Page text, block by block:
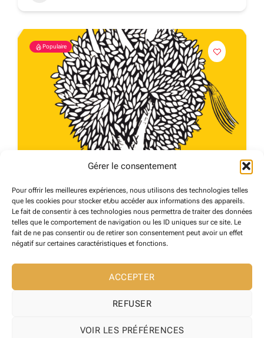
Gérer le consentement
Pour offrir les meilleures expériences, nous utilisons des technologies telles
que les cookies pour stocker et/ou accéder aux informations des appareils.
Le fait de consentir à ces technologies nous permettra de traiter des données
telles que le comportement de navigation ou les ID uniques sur ce site. Le
fait de ne pas consentir ou de retirer son consentement peut avoir un effet
négatif sur certaines caractéristiques et fonctions.
ACCEPTER
REFUSER
VOIR LES PRÉFÉRENCES
Populaire
LIBRAIRIE Le Cheval dans l’Arbre
Céret
21 avril 2024